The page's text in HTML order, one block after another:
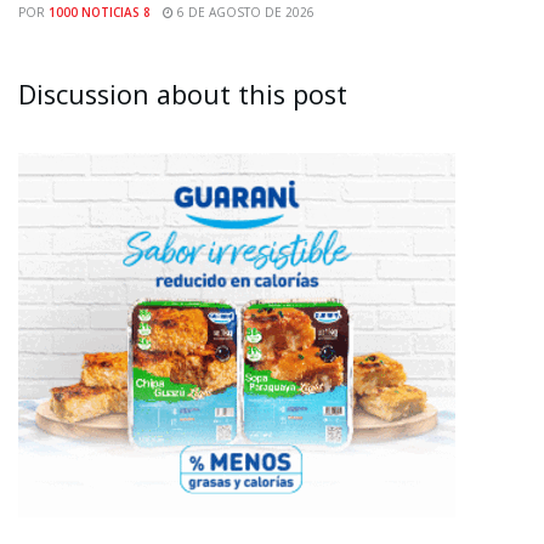
POR 1000 NOTICIAS 8 6 DE AGOSTO DE 2026
Discussion about this post